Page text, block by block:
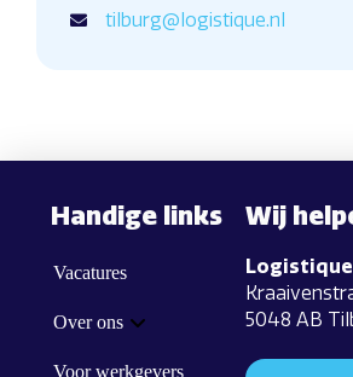
tilburg@logistique.nl
Handige links
Vacatures
Over ons
Voor werkgevers
Wij
Logistique
5048 AB